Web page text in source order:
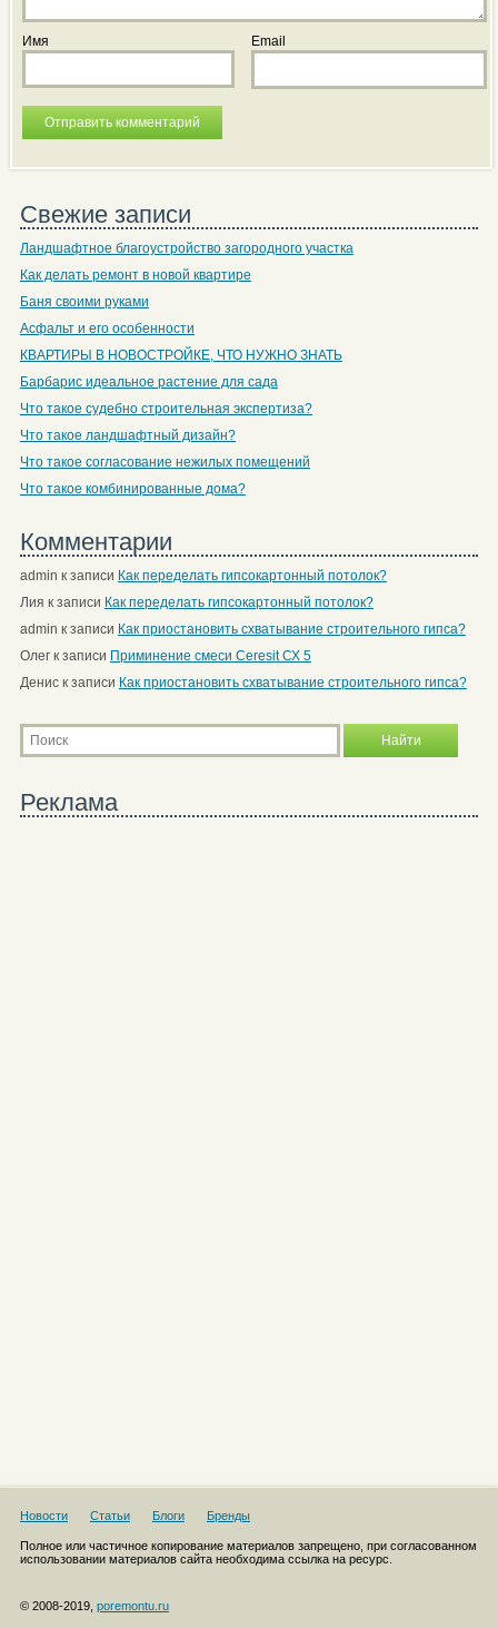
Имя Email
Свежие записи
Ландшафтное благоустройство загородного участка
Как делать ремонт в новой квартире
Баня своими руками
Асфальт и его особенности
КВАРТИРЫ В НОВОСТРОЙКЕ, ЧТО НУЖНО ЗНАТЬ
Барбарис идеальное растение для сада
Что такое судебно строительная экспертиза?
Что такое ландшафтный дизайн?
Что такое согласование нежилых помещений
Что такое комбинированные дома?
Комментарии
admin к записи Как переделать гипсокартонный потолок?
Лия к записи Как переделать гипсокартонный потолок?
admin к записи Как приостановить схватывание строительного гипса?
Олегк записи Приминение смеси Ceresit СХ 5
Дениск записи Как приостановить схватывание строительного гипса?
Реклама
Новости Статьи Блоги Бренды
Полное или частичное копирование материалов запрещено, при согласованном
использовании материалов сайта необходима ссылка на ресурс.
© 2008-2019, poremontu.ru